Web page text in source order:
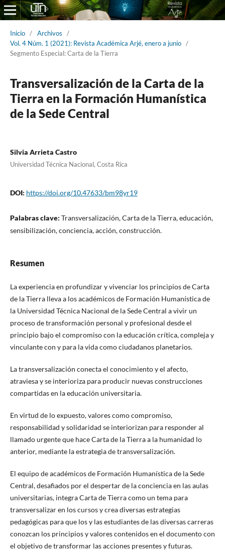
Inicio / Archivos
/
Vol. 4 Núm. 1 (2021): Revista Académica Arjé, enero a junio /
Segmento Especial: Carta de la Tierra
Transversalización de la Carta de la
Tierra en la Formación Humanística
de la Sede Central
Silvia Arrieta Castro
Universidad Técnica Nacional, Costa Rica
DOI: https://doi.org/10.47633/bm98yr19
Palabras clave: Transversalización, Carta de la Tierra, educación,
sensibilización, conciencia, acción, construcción.
Resumen
La experiencia en profundizar y vivenciar los principios de Carta
de la Tierra lleva a los académicos de Formación Humanística de
la Universidad Técnica Nacional de la Sede Central a vivir un
proceso de transformación personal y profesional desde el
principio bajo el compromiso con la educación crítica, compleja y
vinculante con y para la vida como ciudadanos planetarios.
La transversalización conecta el conocimiento y el afecto,
atraviesa y se interioriza para producir nuevas construcciones
compartidas en la educación universitaria.
En virtud de lo expuesto, valores como compromiso,
responsabilidad y solidaridad se interiorizan para responder al
llamado urgente que hace Carta de la Tierra a la humanidad lo
anterior, mediante la estrategia de transversalización.
El equipo de académicos de Formación Humanística de la Sede
Central, desafiados por el despertar de la conciencia en las aulas
universitarias, integra Carta de Tierra como un tema para
transversalizar en los cursos y crea diversas estrategias
pedagógicas para que los y las estudiantes de las diversas carreras
conozcan los principios y valores contenidos en el documento con
el objetivo de transformar las acciones presentes y futuras.